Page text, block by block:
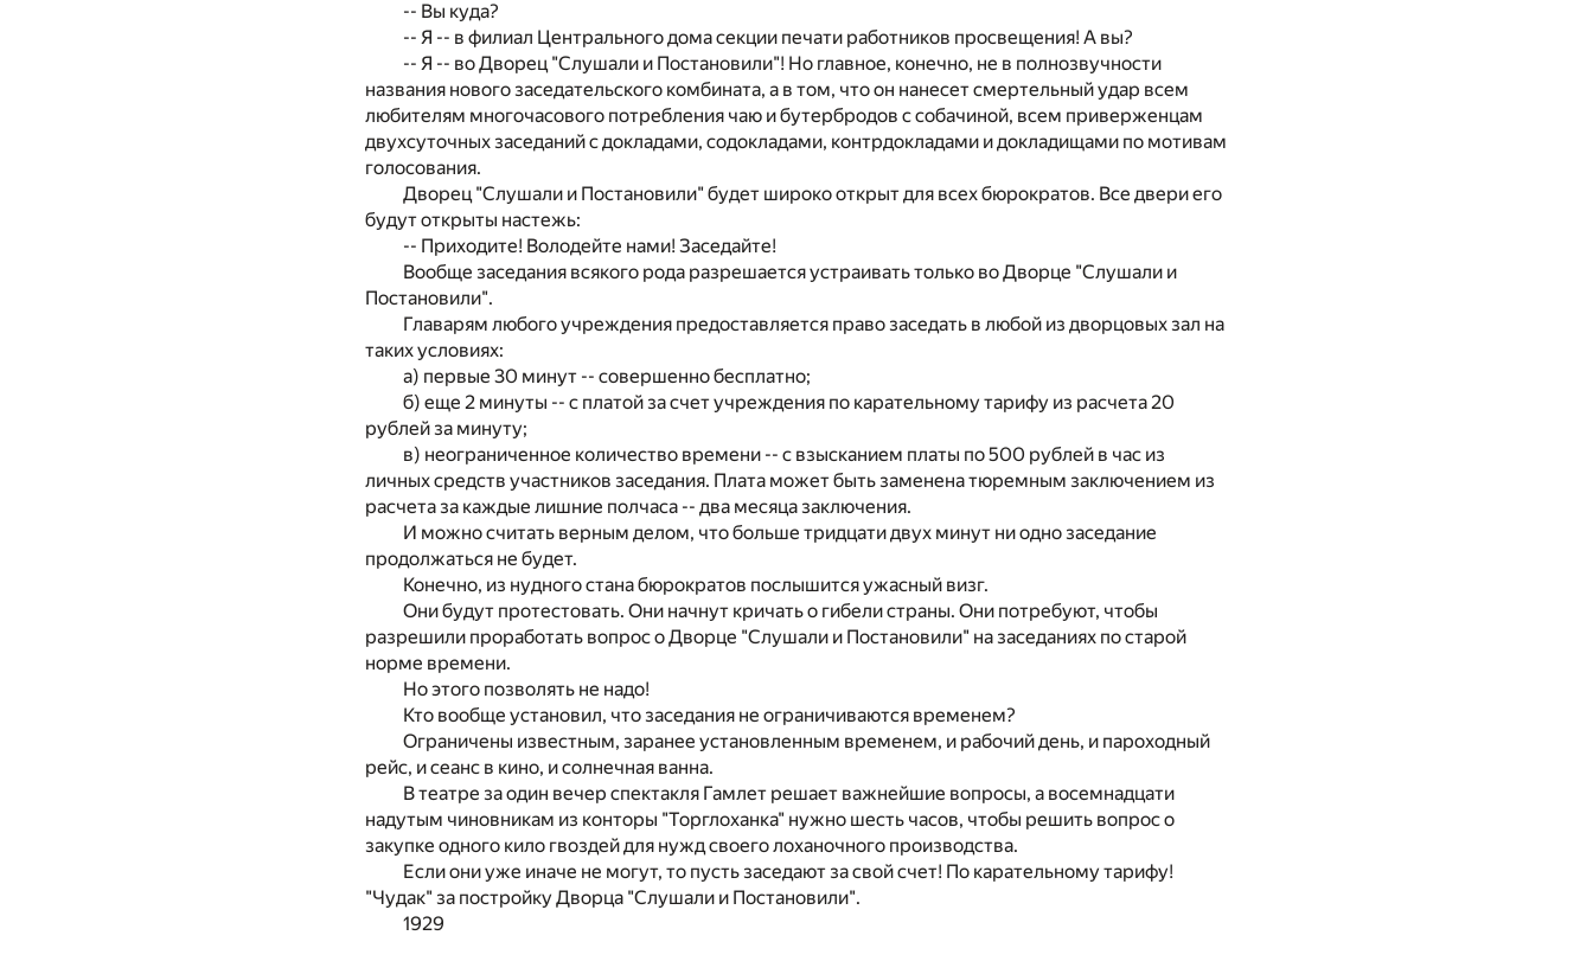
-- Вы куда?
-- Я -- в филиал Центрального дома секции печати работников просвещения! А вы?
-- Я -- во Дворец "Слушали и Постановили"! Но главное, конечно, не в полнозвучности
названия нового заседательского комбината, а в том, что он нанесет смертельный удар всем
любителям многочасового потребления чаю и бутербродов с собачиной, всем приверженцам
двухсуточных заседаний с докладами, содокладами, контрдокладами и докладищами по мотивам
голосования.
Дворец "Слушали и Постановили" будет широко открыт для всех бюрократов. Все двери его
будут открыты настежь:
-- Приходите! Володейте нами! Заседайте!
Вообще заседания всякого рода разрешается устраивать только во Дворце "Слушали и
Постановили".
Главарям любого учреждения предоставляется право заседать в любой из дворцовых зал на
таких условиях:
а) первые 30 минут -- совершенно бесплатно;
б) еще 2 минуты -- с платой за счет учреждения по карательному тарифу из расчета 20
рублей за минуту;
в) неограниченное количество времени -- с взысканием платы по 500 рублей в час из
личных средств участников заседания. Плата может быть заменена тюремным заключением из
расчета за каждые лишние полчаса -- два месяца заключения.
И можно считать верным делом, что больше тридцати двух минут ни одно заседание
продолжаться не будет.
Конечно, из нудного стана бюрократов послышится ужасный визг.
Они будут протестовать. Они начнут кричать о гибели страны. Они потребуют, чтобы
разрешили проработать вопрос о Дворце "Слушали и Постановили" на заседаниях по старой
норме времени.
Но этого позволять не надо!
Кто вообще установил, что заседания не ограничиваются временем?
Ограничены известным, заранее установленным временем, и рабочий день, и пароходный
рейс, и сеанс в кино, и солнечная ванна.
В театре за один вечер спектакля Гамлет решает важнейшие вопросы, а восемнадцати
надутым чиновникам из конторы "Торглоханка" нужно шесть часов, чтобы решить вопрос о
закупке одного кило гвоздей для нужд своего лоханочного производства.
Если они уже иначе не могут, то пусть заседают за свой счет! По карательному тарифу!
"Чудак" за постройку Дворца "Слушали и Постановили".
1929